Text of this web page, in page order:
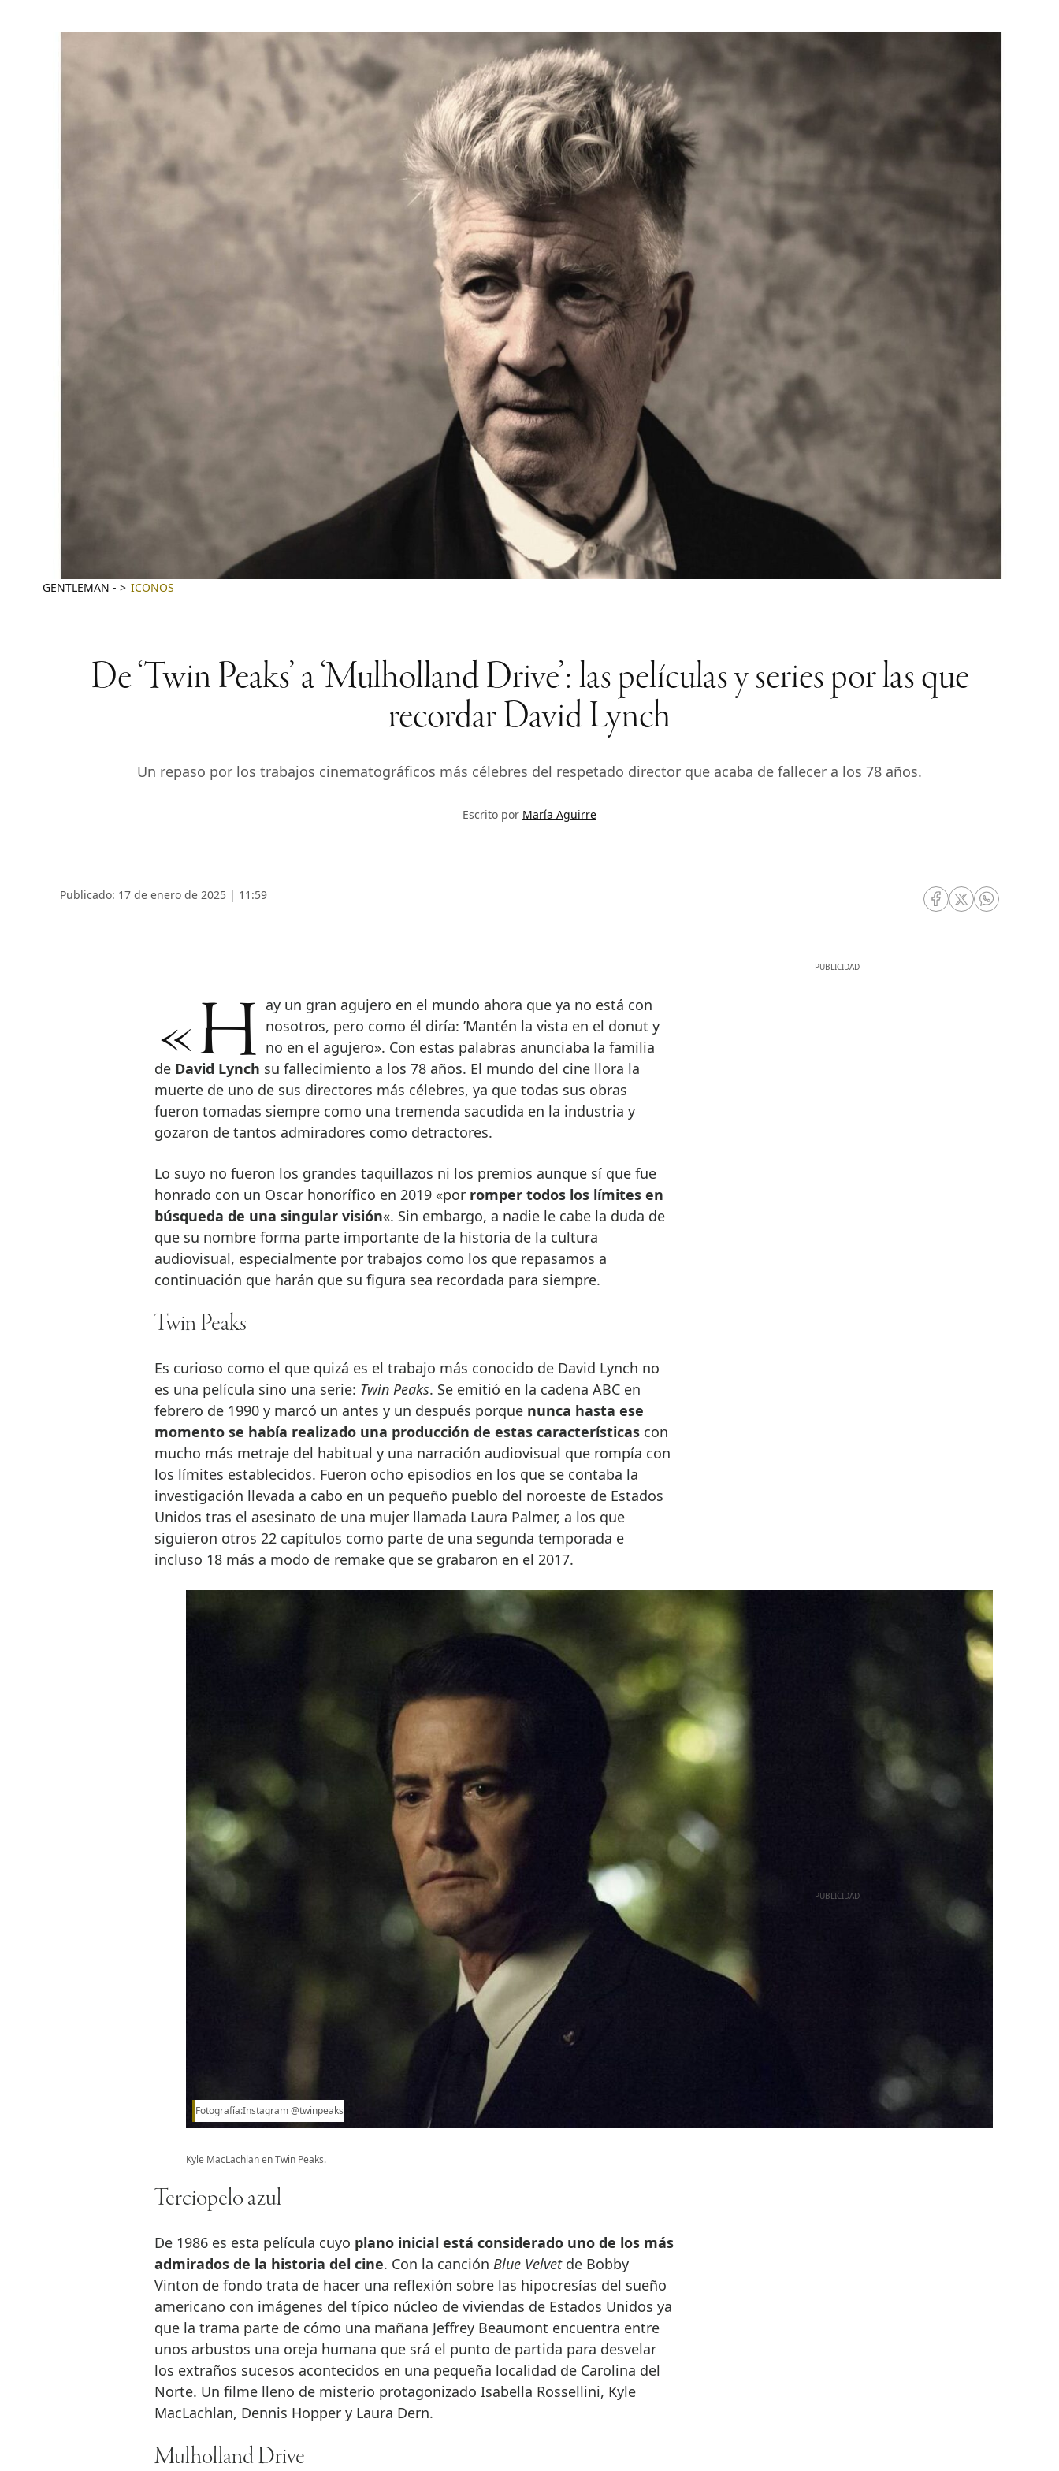
GENTLEMAN - ICONOS
De ‘Twin Peaks’ a ‘Mulholland Drive’: las películas y series por las que
recordar David Lynch
Un repaso por los trabajos cinematográficos más célebres del respetado director que acaba de fallecer a los 78 años.
Escrito por María Aguirre
Publicado: 17 de enero de 2025 | 11:59
RRSS Facebook
RRSS Twitter
RRSS
«Hay un gran agujero en el mundo ahora que ya no está con nosotros, pero como él diría: ’Mantén la vista en el donut y
no en el agujero». Con estas palabras anunciaba la familia
de David Lynch su fallecimiento a los 78 años. El mundo del cine llora la
muerte de uno de sus directores más célebres, ya que todas sus obras
fueron tomadas siempre como una tremenda sacudida en la industria y
gozaron de tantos admiradores como detractores.
Lo suyo no fueron los grandes taquillazos ni los premios aunque sí que fue
honrado con un Oscar honorífico en 2019 «por romper todos los límites en
búsqueda de una singular visión«. Sin embargo, a nadie le cabe la duda de
que su nombre forma parte importante de la historia de la cultura
audiovisual, especialmente por trabajos como los que repasamos a
continuación que harán que su figura sea recordada para siempre.
Twin Peaks
Es curioso como el que quizá es el trabajo más conocido de David Lynch no
es una película sino una serie: Twin Peaks. Se emitió en la cadena ABC en
febrero de 1990 y marcó un antes y un después porque nunca hasta ese
momento se había realizado una producción de estas característicascon
mucho más metraje del habitual y una narración audiovisual que rompía con
los límites establecidos. Fueron ocho episodios en los que se contaba la
investigación llevada a cabo en un pequeño pueblo del noroeste de Estados
Unidos tras el asesinato de una mujer llamada Laura Palmer, a los que
siguieron otros 22 capítulos como parte de una segunda temporada e
incluso 18 más a modo de remake que se grabaron en el 2017.
Fotografía:Instagram @twinpeaks
Kyle MacLachlan en Twin Peaks.
Terciopelo azul
De 1986 es esta película cuyo plano inicial está considerado uno de los más
admirados de la historia del cine. Con la canción Blue Velvetde Bobby
Vinton de fondo trata de hacer una reflexión sobre las hipocresías del sueño
americano con imágenes del típico núcleo de viviendas de Estados Unidos ya
que la trama parte de cómo una mañana Jeffrey Beaumont encuentra entre
unos arbustos una oreja humana que srá el punto de partida para desvelar
los extraños sucesos acontecidos en una pequeña localidad de Carolina del
Norte. Un filme lleno de misterio protagonizado Isabella Rossellini, Kyle
MacLachlan, Dennis Hopper y Laura Dern.
Mulholland Drive